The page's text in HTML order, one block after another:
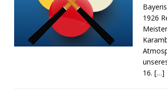
1926
16. […]